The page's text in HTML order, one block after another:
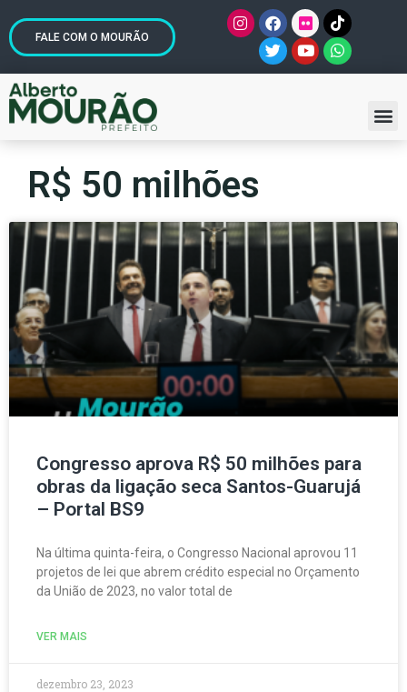
FALE COM O MOURÃO
R$ 50 milhões
Congresso aprova R$ 50 milhões para
obras da ligação seca Santos-Guarujá
– Portal BS9
Na última quinta-feira, o Congresso Nacional aprovou 11
projetos de lei que abrem crédito especial no Orçamento
da União de 2023, no valor total de
VER MAIS
dezembro 23, 2023